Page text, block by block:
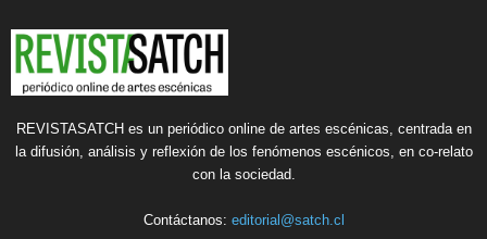
REVISTASATCH es un periódico online de artes escénicas, centrada en
la difusión, análisis y reflexión de los fenómenos escénicos, en co-relato
con la sociedad.
Contáctanos: editorial@satch.cl